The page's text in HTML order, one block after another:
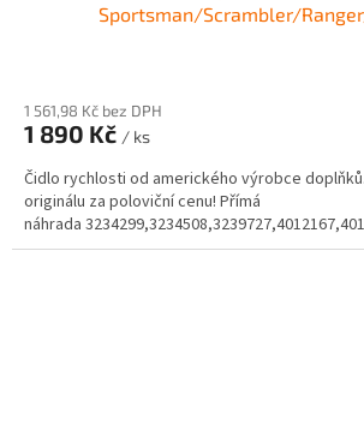
Sportsman/Scrambler/
1 561,98 Kč bez DPH
1 890 Kč / ks
Čidlo rychlosti od amerického výrobce
originálu za poloviční cenu! Přímá
náhrada